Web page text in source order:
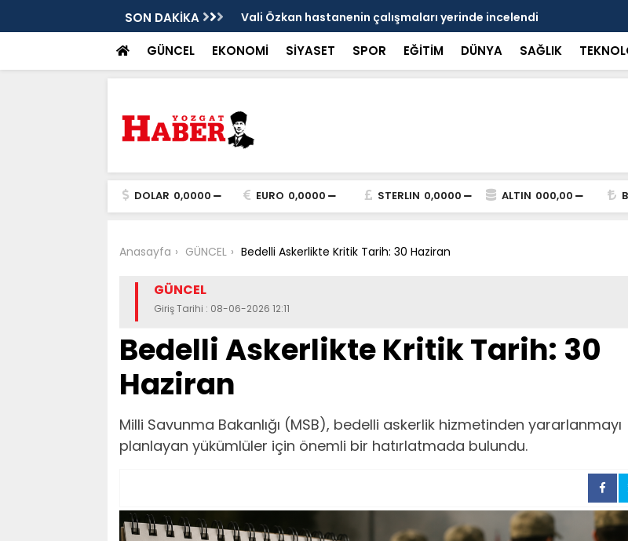
SON DAKİKA Vali Özkan hastanenin çalışmaları yerinde incelendi
GÜNCEL EKONOMİ SİYASET SPOR EĞİTİM DÜNYA SAĞLIK
DOLAR 0,0000 EURO 0,0000 STERLIN 0,0000 ALTIN 000,00
Anasayfa GÜNCEL Bedelli Askerlikte Kritik Tarih: 30 Haziran
GÜNCEL
Giriş Tarihi : 08-06-2026 12:11
Bedelli Askerlikte Kritik Tarih: 30
Haziran
Milli Savunma Bakanlığı (MSB), bedelli askerlik hizmetinden yararlanmayı
planlayan yükümlüler için önemli bir hatırlatmada bulundu.